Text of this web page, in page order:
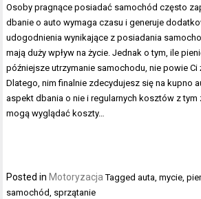
Osoby pragnące posiadać samochód często
dbanie o auto wymaga czasu i generuje
udogodnienia wynikające z posiadania
mają duży wpływ na życie. Jednak o tym, ile
późniejsze utrzymanie samochodu, nie powie Ci
Dlatego, nim finalnie zdecydujesz się na kupno
aspekt dbania o nie i regularnych kosztów z tym
mogą wyglądać koszty…
Posted inMotoryzacja Taggedauta ,mycie ,
samochód sprzątanie